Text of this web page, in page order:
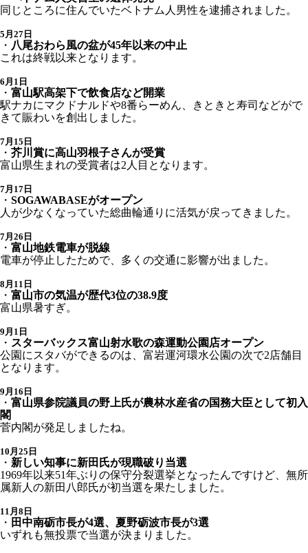
同じところに住んでいたベトナム人男性を逮捕されました。
5月27日
・ 八尾おわら風の盆が45年以来の中止
これは終戦以来となります。
6月1日
・ 富山駅高架下で飲食店など開業
駅ナカにマクドナルドや8番らーめん、きときと寿司などがで
きて賑わいを創出しました。
7月15日
・ 芥川賞に高山羽根子さんが受賞
富山県生まれの受賞者は2人目となります。
7月17日
・ SOGAWABASEがオープン
人が少なくなっていた総曲輪通りに活気が戻ってきました。
7月26日
・ 富山地鉄電車が脱線
電車が停止したためで、多くの交通に影響が出ました。
8月11日
・ 富山市の気温が歴代3位の38.9度
富山県暑すぎ。
9月1日
・ スターバックス富山射水歌の森運動公園店オープン
公園にスタバができるのは、富岩運河環水公園の次で2店舗目
となります。
9月16日
・ 富山県参院議員の野上氏が農林水産省の国務大臣として初入
閣
菅内閣が発足しましたね。
10月25日
・ 新しい知事に新田氏が現職破り当選
1969年以来51年ぶりの保守分裂選挙となったんですけど、無所
属新人の新田八郎氏が初当選を果たしました。
11月8日
・ 田中南砺市長が4選、夏野砺波市長が3選
いずれも無投票で当選が決まりました。